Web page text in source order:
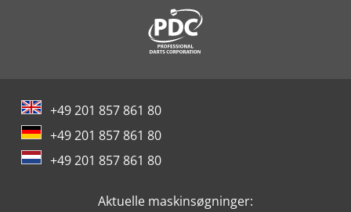
+49 201 857 861 80
+49 201 857 861 80
+49 201 857 861 80
Aktuelle maskinsøgninger: